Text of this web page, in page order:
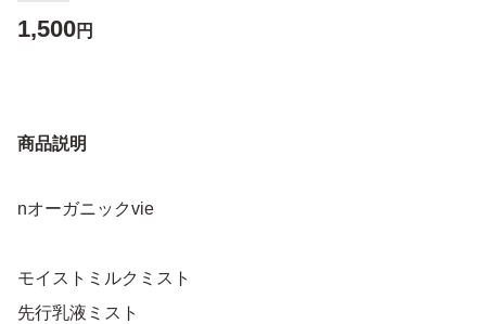
1,500円
商品説明
nオーガニックvie
モイストミルクミスト
先行乳液ミスト